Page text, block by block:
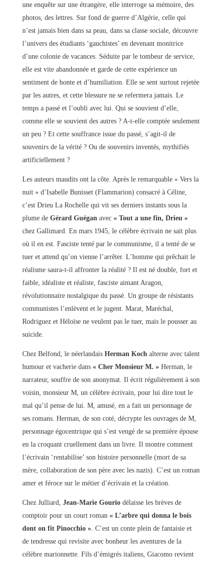
une enquête sur une étrangère, elle interroge sa mémoire, des
photos, des lettres. Sur fond de guerre d’Algérie, celle qui
n’est jamais bien dans sa peau, dans sa classe sociale, découvre
l’univers des étudiants ‘gauchistes’ en devenant monitrice
d’une colonie de vacances. Séduite par le tombeur de service,
elle est vite abandonnée et garde de cette expérience un
sentiment de honte et d’humiliation. Elle se sent surtout rejetée
par les autres, et cette blessure ne se refermera jamais. Le
temps a passé et l’oubli avec lui. Qui se souvient d’elle,
comme elle se souvient des autres ? A-t-elle comptée seulement
un peu ? Et cette souffrance issue du passé, s’agit-il de
souvenirs de la vérité ? Ou de souvenirs inventés, mythifiés
artificiellement ?
Les auteurs maudits ont la côte. Après le remarquable « Vers la
nuit » d’Isabelle Bunisset (Flammarion) consacré à Céline,
c’est Drieu La Rochelle qui vit ses derniers instants sous la
plume de Gérard Guégan avec « Tout a une fin, Drieu »
chez Gallimard. En mars 1945, le célèbre écrivain ne sait plus
où il en est. Fasciste tenté par le communisme, il a tenté de se
tuer et attend qu’on vienne l’arrêter. L’homme qui prêchait le
réalisme saura-t-il affronter la réalité ? Il est né double, fort et
faible, idéaliste et réaliste, fasciste aimant Aragon,
révolutionnaire nostalgique du passé. Un groupe de résistants
communistes l’enlèvent et le jugent. Marat, Maréchal,
Rodriguez et Héloïse ne veulent pas le tuer, mais le pousser au
suicide.
Chez Belfond, le néerlandais Herman Koch alterne avec talent
humour et vacherie dans « Cher Monsieur M. » Herman, le
narrateur, souffre de son anonymat. Il écrit régulièrement à son
voisin, monsieur M, un célèbre écrivain, pour lui dire tout le
mal qu’il pense de lui. M, amusé, en a fait un personnage de
ses romans. Herman, de son coté, décrypte les ouvrages de M,
personnage égocentrique qui s’est vengé de sa première épouse
en la croquant cruellement dans un livre. Il montre comment
l’écrivain ‘rentabilise’ son histoire personnelle (mort de sa
mère, collaboration de son père avec les nazis). C’est un roman
amer et féroce sur le métier d’écrivain et la création.
Chez Julliard, Jean-Marie Gouriodélaisse les brèves de
comptoir pour un court roman « L’arbre qui donna le bois
dont on fit Pinocchio ». C’est un conte plein de fantaisie et
de tendresse qui revisite avec bonheur les aventures de la
célèbre marionnette. Fils d’émigrés italiens, Giacomo revient